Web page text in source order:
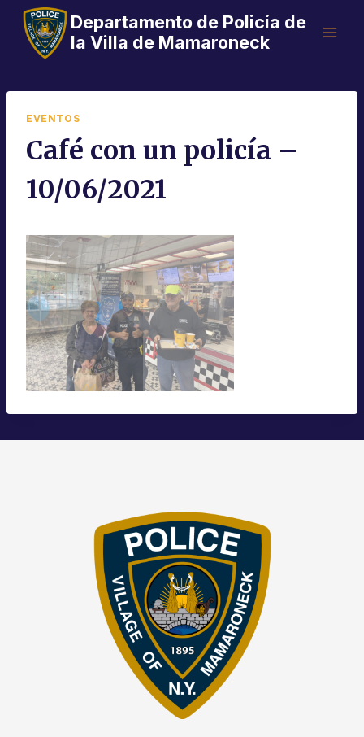
Saltar
Contenido
Departamento de Policía de
la Villa de Mamaroneck
EVENTOS
Café con un policía –
10/06/2021